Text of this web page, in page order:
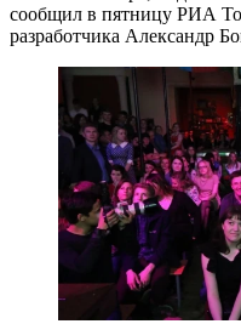
сообщил в пятницу РИА
разработчика Александр